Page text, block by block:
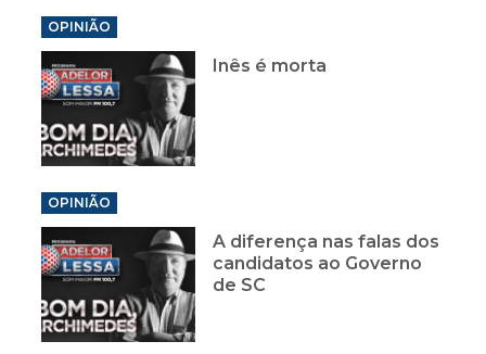
OPINIÃO
Inês é morta
OPINIÃO
A diferença nas falas dos
candidatos ao Governo
de SC